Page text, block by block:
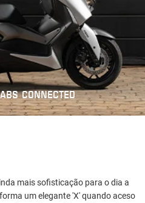
CONNECTED
mais sofisticação para o dia a
forma um elegante 'X' quando aceso